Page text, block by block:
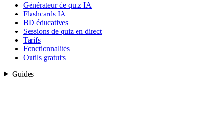
Générateur de quiz IA
Flashcards IA
BD éducatives
Sessions de quiz en direct
Tarifs
Fonctionnalités
Outils gratuits
Guides